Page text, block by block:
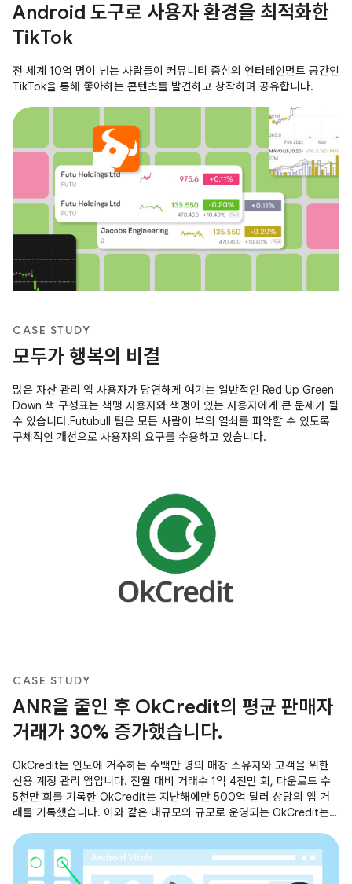
Android 도구로 사용자 환경을 최적화한
TikTok
전 세계 10억 명이 넘는 사람들이 커뮤니티 중심의 엔터테인먼트 공간인
TikTok을 통해 좋아하는 콘텐츠를 발견하고 창작하며 공유합니다.
CASE STUDY
모두가 행복의 비결
많은 자산 관리 앱 사용자가 당연하게 여기는 일반적인 Red Up Green
Down 색 구성표는 색맹 사용자와 색맹이 있는 사용자에게 큰 문제가 될
수 있습니다.Futubull 팀은 모든 사람이 부의 열쇠를 파악할 수 있도록
구체적인 개선으로 사용자의 요구를 수용하고 있습니다.
CASE STUDY
ANR을 줄인 후 OkCredit의 평균 판매자
거래가 30% 증가했습니다.
OkCredit는 인도에 거주하는 수백만 명의 매장 소유자와 고객을 위한
신용 계정 관리 앱입니다. 전월 대비 거래수 1억 4천만 회, 다운로드 수
5천만 회를 기록한 OkCredit는 지난해에만 500억 달러 상당의 앱 거
래를 기록했습니다. 이와 같은 대규모의 규모로 운영되는 OkCredit는
원활하고 원활한 환경을 조성했습니다.